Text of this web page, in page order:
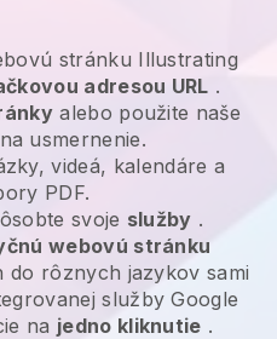
stránku Illustrating
adresou URL .
alebo použite naše
na usmernenie.
videá, kalendáre a
PDF.
svoje služby .
webovú stránku
do rôznych jazykov sami
služby Google
na jedno kliknutie .